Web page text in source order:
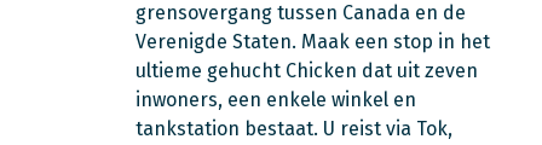
grensovergang tussen Canada en de
Verenigde Staten. Maak een stop in het
ultieme gehucht Chicken dat uit zeven
inwoners, een enkele winkel en
tankstation bestaat. U reist via Tok,